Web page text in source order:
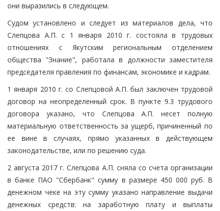
они выразились в следующем.
Судом установлено и следует из материалов дела, что
Слепцова А.П. с 1 января 2010 г. состояла в трудовых
отношениях с Якутским региональным отделением
общества "Знание", работала в должности заместителя
председателя правления по финансам, экономике и кадрам.
1 января 2010 г. со Слепцовой А.П. был заключен трудовой
договор на неопределенный срок. В пункте 9.3 трудового
договора указано, что Слепцова А.П. несет полную
материальную ответственность за ущерб, причиненный по
ее вине в случаях, прямо указанных в действующем
законодательстве, или по решению суда.
2 августа 2017 г. Слепцова А.П. сняла со счета организации
в банке ПАО "Сбербанк" сумму в размере 450 000 руб. В
денежном чеке на эту сумму указано направление выдачи
денежных средств: на заработную плату и выплаты